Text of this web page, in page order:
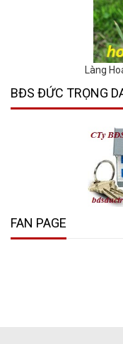
Làng
BĐS ĐỨC TRỌNG
FAN PAGE